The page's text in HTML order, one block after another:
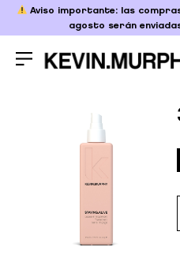
Aviso importante: las
agosto serán